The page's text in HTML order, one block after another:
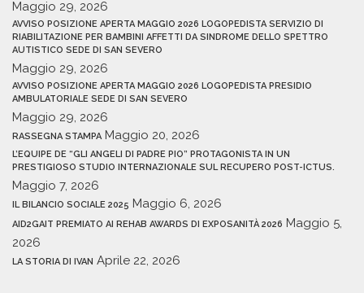
Maggio 29, 2026
AVVISO POSIZIONE APERTA MAGGIO 2026 LOGOPEDISTA SERVIZIO DI
RIABILITAZIONE PER BAMBINI AFFETTI DA SINDROME DELLO SPETTRO
AUTISTICO SEDE DI SAN SEVERO
Maggio 29, 2026
AVVISO POSIZIONE APERTA MAGGIO 2026 LOGOPEDISTA PRESIDIO
AMBULATORIALE SEDE DI SAN SEVERO
Maggio 29, 2026
RASSEGNA STAMPA Maggio 20, 2026
L’EQUIPE DE “GLI ANGELI DI PADRE PIO” PROTAGONISTA IN UN
PRESTIGIOSO STUDIO INTERNAZIONALE SUL RECUPERO POST-ICTUS.
Maggio 7, 2026
IL BILANCIO SOCIALE 2025 Maggio 6, 2026
AID2GAIT PREMIATO AI REHAB AWARDS DI EXPOSANITÀ 2026 Maggio 5,
2026
LA STORIA DI IVAN Aprile 22, 2026